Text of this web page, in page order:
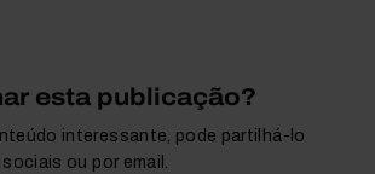
esta publicação?
interessante, pode partilhá-lo
ou por email.